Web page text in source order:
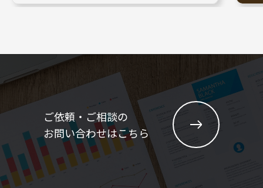
ご依頼・ご相談の
お問い合わせはこちら